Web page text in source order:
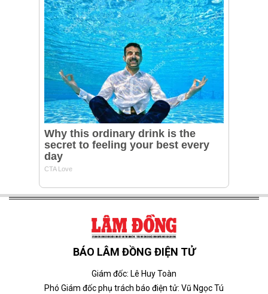
BÁO LÂM ĐỒNG ĐIỆN TỬ
Giám đốc: Lê Huy Toàn
Phó Giám đốc phụ trách báo điện tử: Vũ Ngọc Tú